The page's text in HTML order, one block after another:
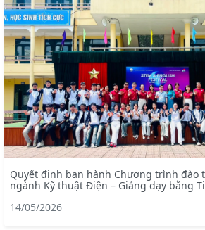
Quyết định ban hành Chương trình đào
ngành Kỹ thuật Điện – Giảng dạy bằng
8520201)
14/05/2026